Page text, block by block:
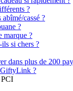
?
cassé ?
?
marque ?
si chers ?
dans plus de 200
GiftyLink ?
PCI